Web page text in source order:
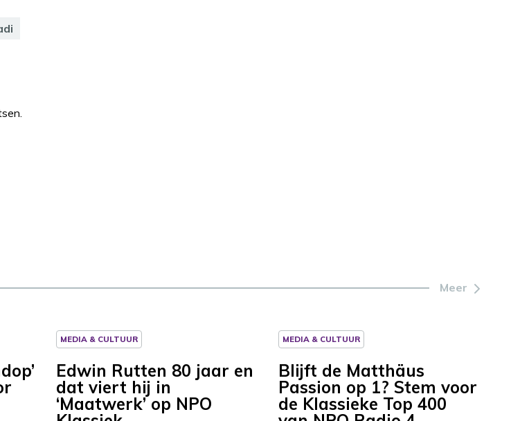
Meer
MEDIA & CULTUUR
Edwin Rutten 80 jaar en
dat viert hij in
‘Maatwerk’ op NPO
MEDIA & CULTUUR
Blijft de Matthäus
Passion op 1? Stem voor
de Klassieke Top 400